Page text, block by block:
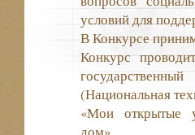
условий для
В Конкурсе
Конкурс
(Национальная
«Мои открытые
дом».